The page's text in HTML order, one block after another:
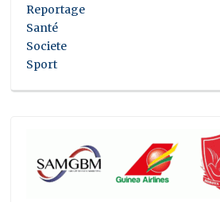
Reportage
Santé
Societe
Sport